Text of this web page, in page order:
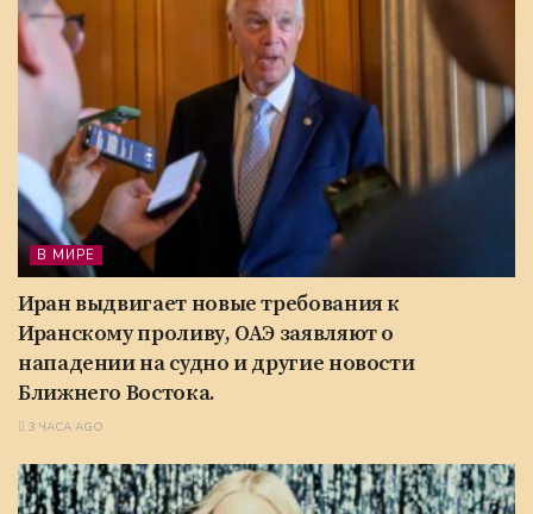
В МИРЕ
Иран выдвигает новые требования к
Иранскому проливу, ОАЭ заявляют о
нападении на судно и другие новости
Ближнего Востока.
3 ЧАСА AGO